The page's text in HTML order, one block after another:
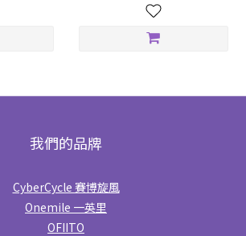
我們的品牌
CyberCycle 賽博旋風
Onemile 一英里
OFIITO